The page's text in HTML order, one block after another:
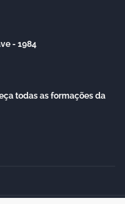
- 1984
todas as formações da